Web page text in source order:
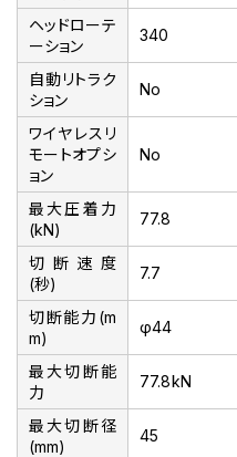
ヘッドローテ
ーション
340
自動リトラク
ション
No
ワイヤレスリ
モートオプシ
ョン
No
最大圧着力
(kN)
77.8
切断速度
(秒)
7.7
切断能力(m
m)
φ44
最大切断能
力
77.8kN
最大切断径
(mm)
45